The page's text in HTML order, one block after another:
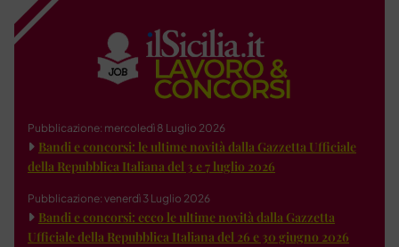
Pubblicazione: mercoledì 8 Luglio 2026
Bandi e concorsi: le ultime novità dalla Gazzetta Ufficiale
della Repubblica Italiana del 3 e 7 luglio 2026
Pubblicazione: venerdì 3 Luglio 2026
Bandi e concorsi: ecco le ultime novità dalla Gazzetta
Ufficiale della Repubblica Italiana del 26 e 30 giugno 2026